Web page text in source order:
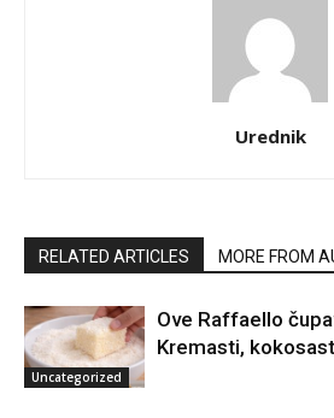
Urednik
RELATED ARTICLES MORE FROM
Uncategorized
Ove Raffaello
Kremasti,